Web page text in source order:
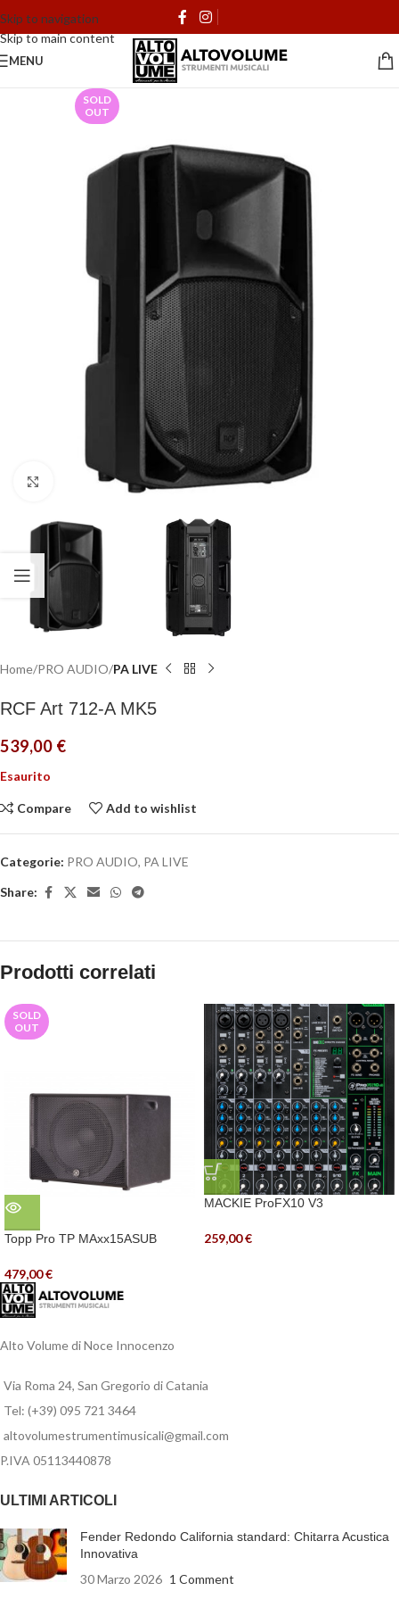
Skip to navigation
Skip to main content
MENU
SOLD
OUT
Click to enlarge
Home PRO AUDIO PA LIVE
RCF Art 712-A MK5
539,00 €
Esaurito
Compare Add to wishlist
Categorie: PRO AUDIO, PA LIVE
Share:
Prodotti correlati
SOLD
OUT
Topp Pro TP MAxx15ASUB
479,00€
MACKIE ProFX10 V3
259,00€
Alto Volume di Noce Innocenzo
Via Roma 24, San Gregorio di Catania
Tel: (+39) 095 721 3464
altovolumestrumentimusicali@gmail.com
P.IVA 05113440878
ULTIMI ARTICOLI
Fender Redondo California standard: Chitarra Acustica
Innovativa
30 Marzo 2026 1 Comment